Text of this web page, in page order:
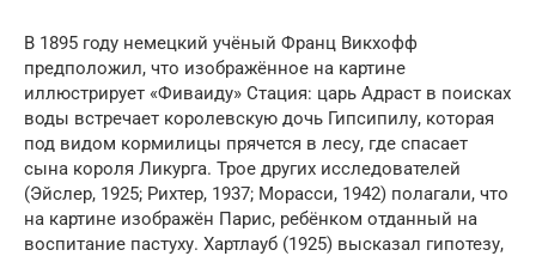
В 1895 году немецкий учёный Франц Викхофф
предположил, что изображённое на картине
иллюстрирует «Фиваиду» Стация: царь Адраст в поисках
воды встречает королевскую дочь Гипсипилу, которая
под видом кормилицы прячется в лесу, где спасает
сына короля Ликурга. Трое других исследователей
(Эйслер, 1925; Рихтер, 1937; Морасси, 1942) полагали, что
на картине изображён Парис, ребёнком отданный на
воспитание пастуху. Хартлауб (1925) высказал гипотезу,